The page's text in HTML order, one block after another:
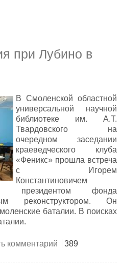
при Лубино в
В Смоленской областной
универсальной научной
библиотеке им. А.Т.
Твардовского на
очередном заседании
краеведческого клуба
«Феникс» прошла встреча
с Игорем
Константиновичем
президентом фонда
реконструктором. Он
баталии. В поисках
при Лубино в 1812 г.
комментарий
389